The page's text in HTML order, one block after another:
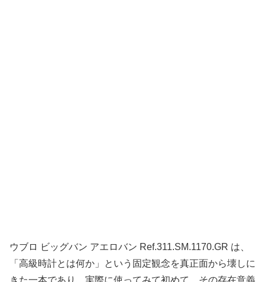
ウブロ ビッグバン アエロバン Ref.311.SM.1170.GR は、
「高級時計とは何か」という固定観念を真正面から壊しに
きた一本であり、実際に使ってみて初めて、その存在意義